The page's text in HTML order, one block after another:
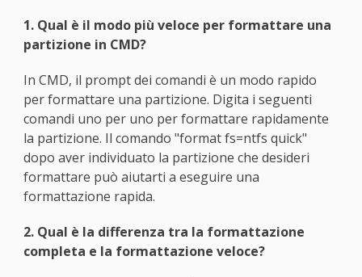
1. Qual è il modo più veloce per formattare una
partizione in CMD?
In CMD, il prompt dei comandi è un modo rapido
per formattare una partizione. Digita i seguenti
comandi uno per uno per formattare rapidamente
la partizione. Il comando "format fs=ntfs quick"
dopo aver individuato la partizione che desideri
formattare può aiutarti a eseguire una
formattazione rapida.
2. Qual è la differenza tra la formattazione
completa e la formattazione veloce?